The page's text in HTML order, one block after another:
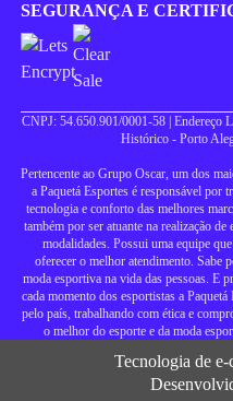
SEGURANÇA E
CNPJ: 54.650.901/0001-58 | Endereço
Histórico - Porto
Pertencente ao Grupo Oscar, um dos
a Paquetá Esportes é responsável por
tecnologia e conforto das melhores
também por ser atuante na realização
modalidades. Possui uma equipe
oferecer o melhor atendimento. Sabe
moda esportiva na vida das pessoas. E
cada momento dos esportistas a
pelo país, trabalhando com ética e
o melhor do esporte e da moda
Tecnologia de e-